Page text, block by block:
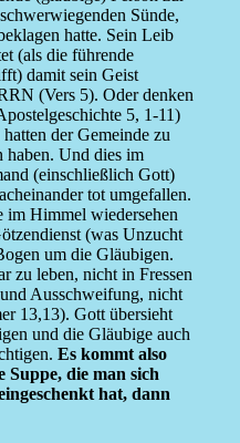
Sünde,
hatte. Sein Leib
(als die führende
damit sein Geist
(Vers 5). Oder denken
5, 1-11)
der Gemeinde zu
haben. Und dies im
(einschließlich Gott)
tot umgefallen.
im Himmel wiedersehen
(was Unzucht
um die Gläubigen.
zu leben, nicht in Fressen
Ausschweifung, nicht
13,13). Gott übersieht
und die Gläubige auch
Es kommt also
Suppe, die man sich
hat, dann